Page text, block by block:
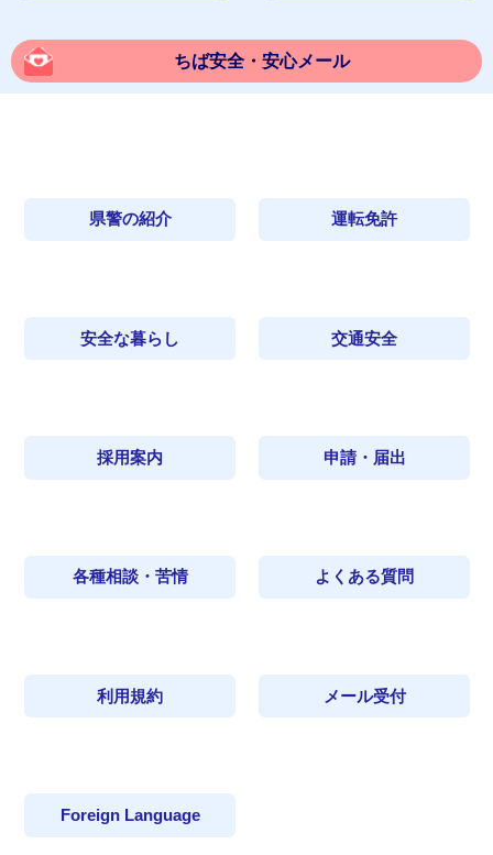
ちば安全・安心メール
県警の紹介 運転免許
安全な暮らし 交通安全
採用案内 申請・届出
各種相談・苦情 よくある質問
利用規約 メール受付
Foreign Language